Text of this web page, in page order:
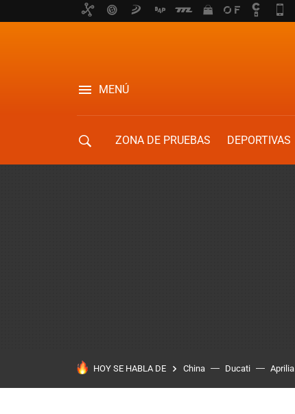
MENÚ
ZONA DE PRUEBAS DEPORTIVAS
HOY SE HABLA DE China Ducati Aprilia